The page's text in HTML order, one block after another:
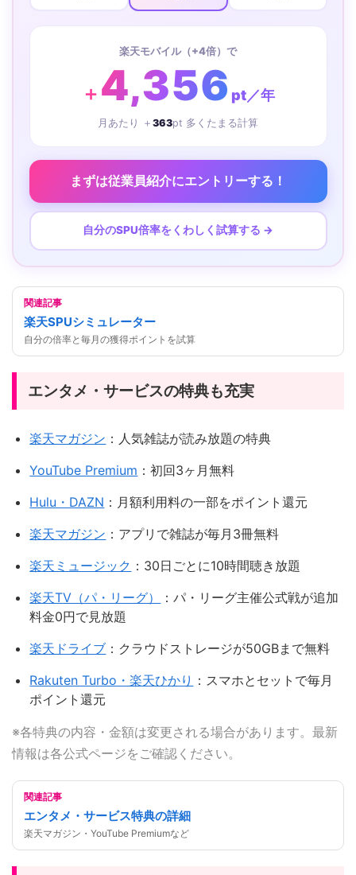
楽天モバイル（+4倍）で
＋ 4,356 pt／年
月あたり ＋ 363pt 多くたまる計算
まずは従業員紹介にエントリーする！
自分のSPU倍率をくわしく試算する →
関連記事
楽天SPUシミュレーター
自分の倍率と毎月の獲得ポイントを試算
エンタメ・サービスの特典も充実
楽天マガジン ：人気雑誌が読み放題の特典
YouTube Premium ：初回3ヶ月無料
Hulu・DAZN ：月額利用料の一部をポイント還元
楽天マガジン ：アプリで雑誌が毎月3冊無料
楽天ミュージック ：30日ごとに10時間聴き放題
楽天TV（パ・リーグ）
：パ・リーグ主催公式戦が追加
料金0円で見放題
楽天ドライブ ：クラウドストレージが50GBまで無料
Rakuten Turbo・楽天ひかり ：スマホとセットで毎月
ポイント還元
※各特典の内容・金額は変更される場合があります。最新
情報は各公式ページをご確認ください。
関連記事
エンタメ・サービス特典の詳細
楽天マガジン・YouTube Premiumなど